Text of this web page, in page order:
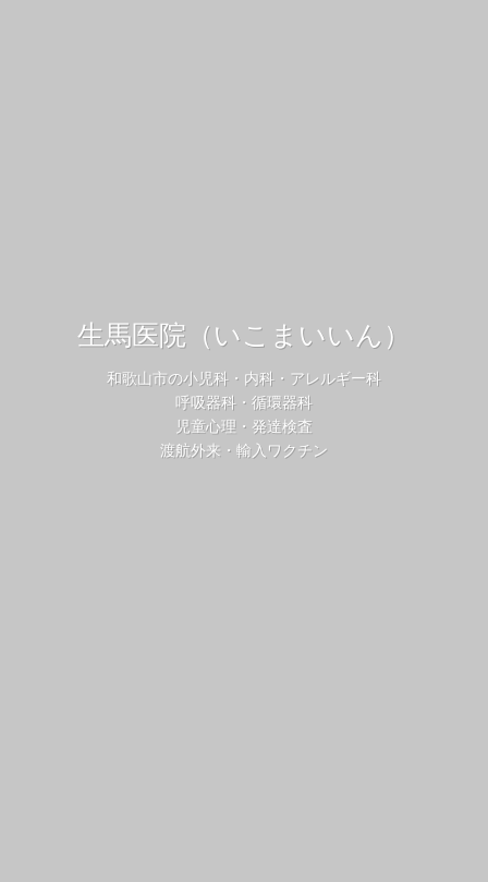
生馬医院（いこまいいん）
和歌山市の小児科・内科・アレルギー科
呼吸器科・循環器科
児童心理・発達検査
渡航外来・輸入ワクチン